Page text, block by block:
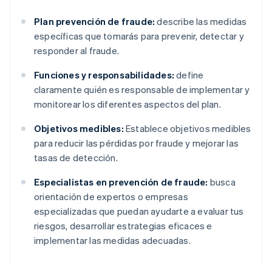
Plan prevención de fraude: describe las medidas
específicas que tomarás para prevenir, detectar y
responder al fraude.
Funciones y responsabilidades: define
claramente quién es responsable de implementar y
monitorear los diferentes aspectos del plan.
Objetivos medibles: Establece objetivos medibles
para reducir las pérdidas por fraude y mejorar las
tasas de detección.
Especialistas en prevención de fraude: busca
orientación de expertos o empresas
especializadas que puedan ayudarte a evaluar tus
riesgos, desarrollar estrategias eficaces e
implementar las medidas adecuadas.